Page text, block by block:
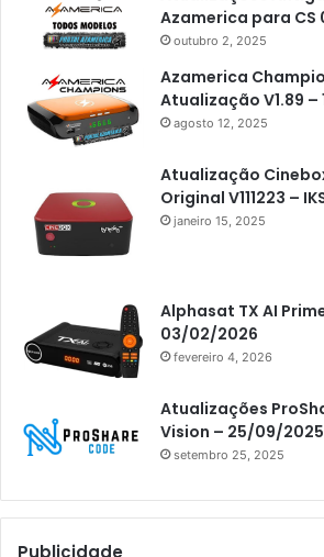
Americabox S205 Plus
Americabox S305 Plus
Artcom
Athomics
Athomics Eon
Athomics i3 Bold
Athomics Inspire Qi
Athomics inspire Qi
Athomics Inspire Qi Lite
Athomics S3
Athomics T3
Atto
Azamerica para CS
outubro 2, 2025
Azamerica
Atualização V1.89
agosto 12, 2025
Atualização
Original V111223 –
janeiro 15, 2025
Alphasat TX AI
03/02/2026
fevereiro 4, 2026
Atualizações
Vision – 25/09/2025
setembro 25, 2025
Publicidade